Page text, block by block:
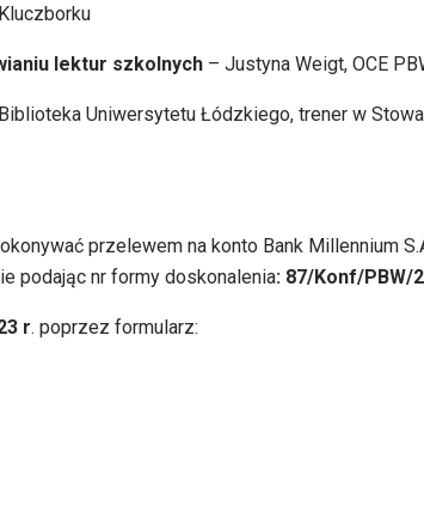
lektur szkolnych – Justyna Weigt, OCE
Uniwersytetu Łódzkiego, trener w
przelewem na konto Bank Millennium
podając nr formy doskonalenia: 87/Konf/PBW/
r. poprzez formularz: